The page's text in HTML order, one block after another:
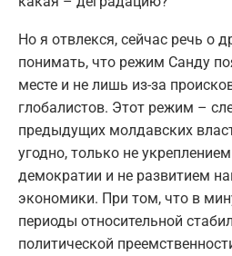
Но я отвлекся, сейчас речь о
понимать, что режим Санду
месте и не лишь из-за
глобалистов. Этот режим –
предыдущих молдавских
угодно, только не
демократии и не развитием
экономики. При том, что в
периоды относительной
политической